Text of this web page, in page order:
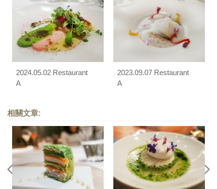
2024.05.02 Restaurant
A
2023.09.07 Restaurant
A
相關文章: